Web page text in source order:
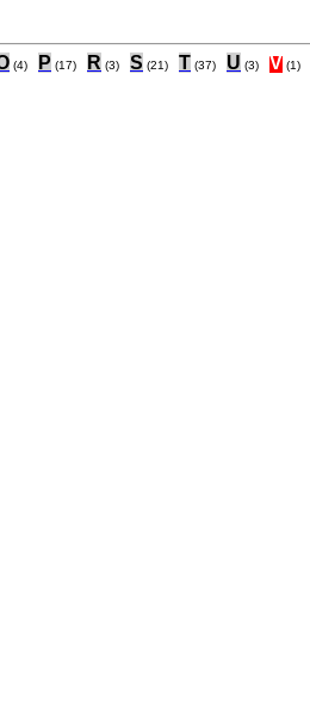
(4) P (17) R (3) S (21) T (37) U (3) V (1)